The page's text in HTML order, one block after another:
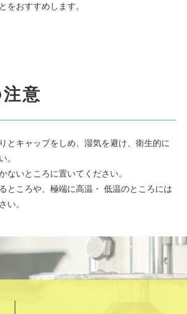
をおすすめします。
意
とキャップをしめ、湿気を避け、衛生的に
。
ないところに置いてください。
ところや、極端に高温・ 低温のところには
い。